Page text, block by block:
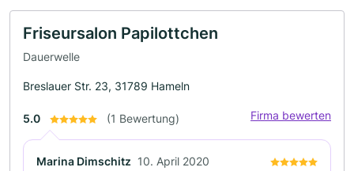
Friseursalon Papilottchen
Dauerwelle
Breslauer Str. 23, 31789 Hameln
5.0 (1 Bewertung) Firma bewerten
Marina Dimschitz 10. April 2020